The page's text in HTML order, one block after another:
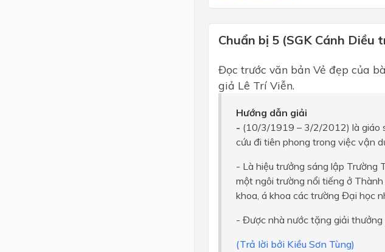
Chuẩn bị 5 (SGK Cánh Diều
Đọc trước văn bản Vẻ đẹp của
giả Lê Trí Viễn.
Hướng dẫn giải
- (10/3/1919 – 3/2/2012) là giáo
cứu đi tiên phong trong việc vận
- Là hiệu trưởng sáng lập Trường
một ngôi trường nổi tiếng ở
khoa, á khoa các trường Đại học
- Được nhà nước tặng giải
(Trả lời bởi Kiều Sơn Tùng)